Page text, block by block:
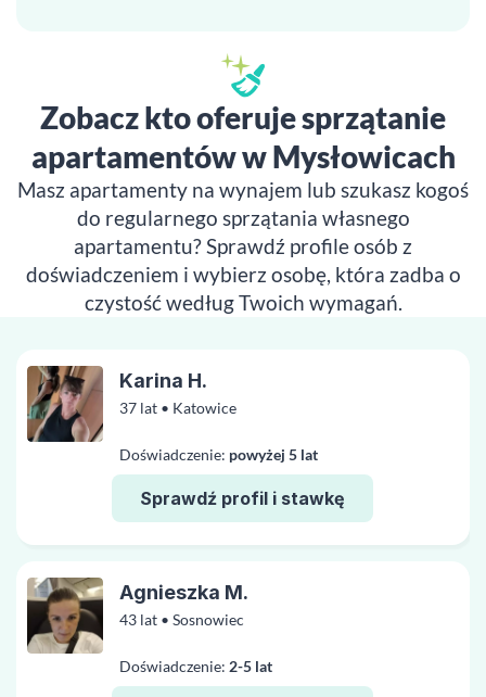
Zobacz kto oferuje sprzątanie
apartamentów w Mysłowicach
Masz apartamenty na wynajem lub szukasz kogoś
do regularnego sprzątania własnego
apartamentu? Sprawdź profile osób z
doświadczeniem i wybierz osobę, która zadba o
czystość według Twoich wymagań.
37 lat • Katowice
Doświadczenie: powyżej 5 lat
Sprawdź profil i stawkę
Karina H.
43 lat • Sosnowiec
Doświadczenie: 2-5 lat
Agnieszka M.